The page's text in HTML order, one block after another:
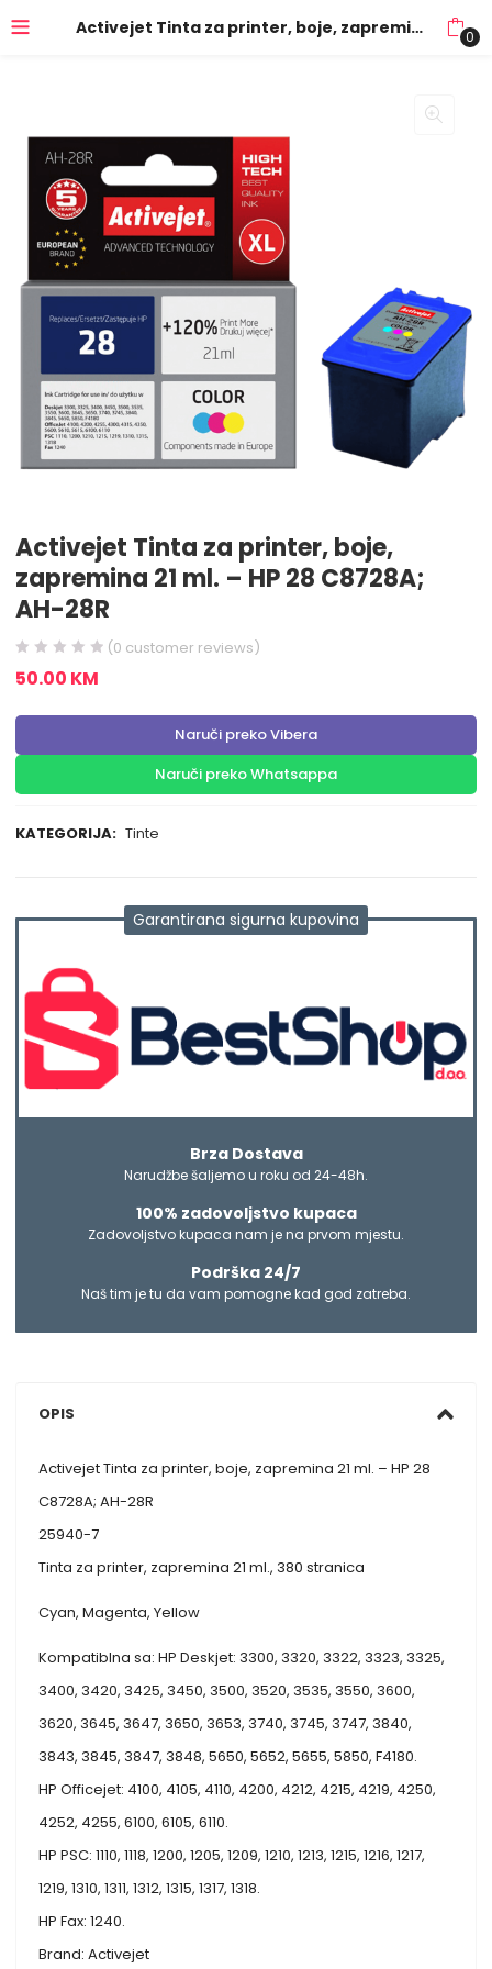
Activejet Tinta za printer, boje, zapremina 21 ml. – HP 28 C8728A; AH-28R 0
Activejet Tinta za printer, boje,
zapremina 21 ml. – HP 28 C8728A;
AH-28R
(0 customer reviews)
50.00 KM
Naruči preko Vibera
Naruči preko Whatsappa
KATEGORIJA: Tinte
Garantirana sigurna kupovina
Brza Dostava
Narudžbe šaljemo u roku od 24-48h.
100% zadovoljstvo kupaca
Zadovoljstvo kupaca nam je na prvom mjestu.
Podrška 24/7
Naš tim je tu da vam pomogne kad god zatreba.
OPIS
Activejet Tinta za printer, boje, zapremina 21 ml. – HP 28
C8728A; AH-28R
25940-7
Tinta za printer, zapremina 21 ml., 380 stranica
Cyan, Magenta, Yellow
Kompatiblna sa: HP Deskjet: 3300, 3320, 3322, 3323, 3325,
3400, 3420, 3425, 3450, 3500, 3520, 3535, 3550, 3600,
3620, 3645, 3647, 3650, 3653, 3740, 3745, 3747, 3840,
3843, 3845, 3847, 3848, 5650, 5652, 5655, 5850, F4180.
HP Officejet: 4100, 4105, 4110, 4200, 4212, 4215, 4219, 4250,
4252, 4255, 6100, 6105, 6110.
HP PSC: 1110, 1118, 1200, 1205, 1209, 1210, 1213, 1215, 1216, 1217,
1219, 1310, 1311, 1312, 1315, 1317, 1318.
HP Fax: 1240.
Brand: Activejet